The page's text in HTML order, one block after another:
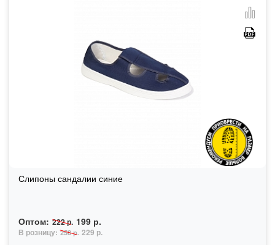
Слипоны сандалии синие
Оптом: 222 р. 199 р.
В розницу: 258 р. 229 р.